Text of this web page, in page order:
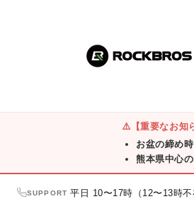
⚠️【重要なお知
お盆の締め時
熊本県中心
SUPPORT 平日 10〜17時（12〜13時不
追加で300円クーポンプレゼント ／